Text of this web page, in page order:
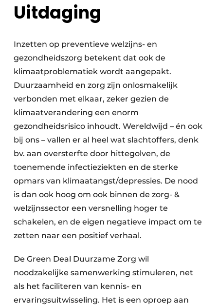
Uitdaging
Inzetten op preventieve welzijns- en
gezondheidszorg betekent dat ook de
klimaatproblematiek wordt aangepakt.
Duurzaamheid en zorg zijn onlosmakelijk
verbonden met elkaar, zeker gezien de
klimaatverandering een enorm
gezondheidsrisico inhoudt. Wereldwijd – én ook
bij ons – vallen er al heel wat slachtoffers, denk
bv. aan oversterfte door hittegolven, de
toenemende infectieziekten en de sterke
opmars van klimaatangst/depressies. De nood
is dan ook hoog om ook binnen de zorg- &
welzijnssector een versnelling hoger te
schakelen, en de eigen negatieve impact om te
zetten naar een positief verhaal.
De Green Deal Duurzame Zorg wil
noodzakelijke samenwerking stimuleren, net
als het faciliteren van kennis- en
ervaringsuitwisseling. Het is een oproep aan